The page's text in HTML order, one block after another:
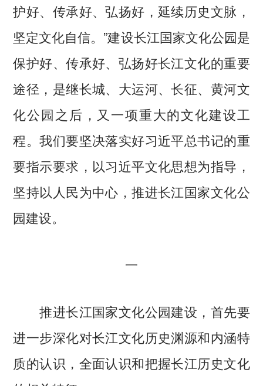
护好、传承好、弘扬好，延续历史文脉，
坚定文化自信。”建设长江国家文化公园是
保护好、传承好、弘扬好长江文化的重要
途径，是继长城、大运河、长征、黄河文
化公园之后，又一项重大的文化建设工
程。我们要坚决落实好习近平总书记的重
要指示要求，以习近平文化思想为指导，
坚持以人民为中心，推进长江国家文化公
园建设。
一
推进长江国家文化公园建设，首先要
进一步深化对长江文化历史渊源和内涵特
质的认识，全面认识和把握长江历史文化